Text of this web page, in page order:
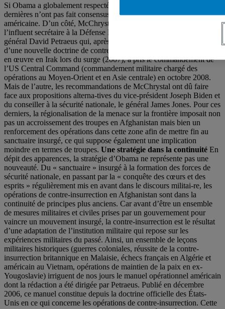
Si Obama a globalement respecté les demandes de McChrystall, ces
dernières n’ont pas fait consensus au sein de l’administration
américaine. D’un côté, McChrystal a pu s’appuyer sur le soutien de
l’influent secrétaire à la Défense Robert Gates et du charis-matique
général David Petraeus qui, après avoir coordonné la rédaction
d’une nouvelle doctrine de contre-insurrection (2006) puis sa mise
en œuvre en Irak lors du surge (2007), a pris le commandement de
l’US Central Command (commandement militaire chargé des
opérations au Moyen-Orient et en Asie centrale) en octobre 2008.
Mais de l’autre, les recommandations de McChrystal ont dû faire
face aux propositions alterna-tives du vice-président Joseph Biden et
du conseiller à la sécurité nationale, le général James Jones. Pour ces
derniers, la régionalisation de la menace sur la frontière imposait non
pas un accroissement des troupes en Afghanistan mais bien un
renforcement des opérations dans cette zone afin de mettre fin au
sanctuaire insurgé, ce qui suppose également une implication
moindre en termes de troupes. Une stratégie dans la continuité En
dépit des apparences, la stratégie d’Obama ne représente pas une
nouveauté. Du « sanctuaire » insurgé à la formation des forces de
sécurité nationale, en passant par la « conquête des cœurs et des
esprits » régulièrement mis en avant dans le discours militai-re, les
opérations de contre-insurrection en Afghanistan sont dans la
continuité de principes plus anciens. Car avant d’être un ensemble
de mesures militaires et civiles prises par un gouvernement pour
vaincre un mouvement insurgé, la contre-insurrection est le résultat
d’une adaptation de l’institution militaire qui repose sur les
expériences militaires du passé. Ainsi, un ensemble de leçons
militaires historiques (guerres coloniales, réussite de la contre-
insurrection britannique en Malaisie, échecs français en Algérie et
américain au Vietnam, opérations de maintien de la paix en ex-
Yougoslavie) irriguent de nos jours le manuel opérationnel américain
dont la rédaction a été dirigée par Petraeus. Publié en décembre
2006, ce manuel constitue depuis la doctrine officielle des États-
Unis en ce qui concerne les opérations de contre-insurrection. Cette